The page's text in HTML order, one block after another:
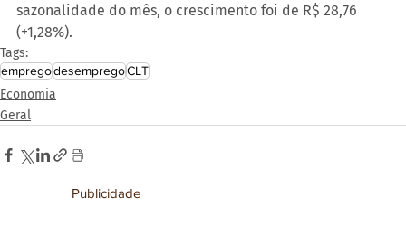
sazonalidade do mês, o crescimento foi de R$ 28,76
(+1,28%).
Tags:
empregodesempregoCLT
Economia
Geral
Publicidade